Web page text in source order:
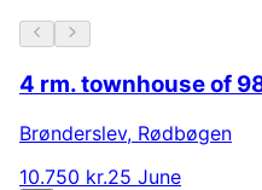
4 rm. townhouse of
Brønderslev, Rødbøgen
10.750 kr.25 June